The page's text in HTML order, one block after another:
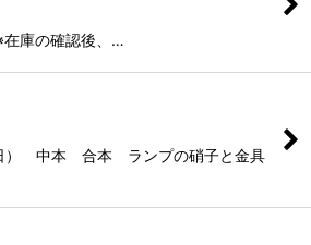
庫の確認後、…
日） 中本 合本 ランプの硝子と金具